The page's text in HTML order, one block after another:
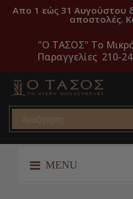
Απο 1 εώς 31 Αυγούστου
αποστολές.
"O ΤΑΣΟΣ" Το
Παραγγελίες 210-
MENU